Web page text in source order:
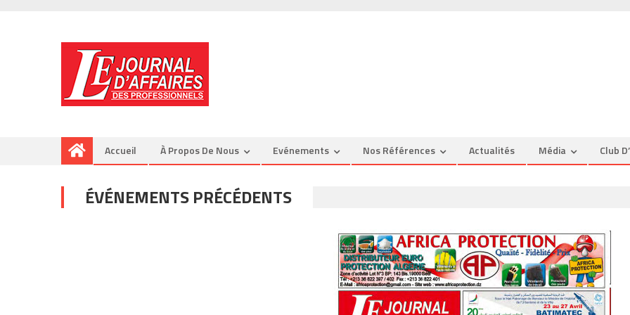
Accueil À Propos De Nous Evénements Nos Références Actualités Média Club
ÉVÉNEMENTS PRÉCÉDENTS